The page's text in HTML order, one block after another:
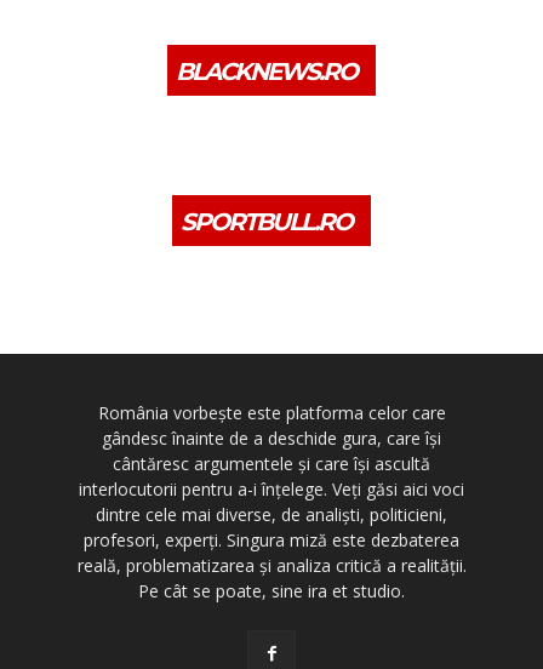
BLACKNEWS.RO
SPORTBULL.RO
România vorbește este platforma celor care
gândesc înainte de a deschide gura, care își
cântăresc argumentele și care își ascultă
interlocutorii pentru a-i înțelege. Veți găsi aici voci
dintre cele mai diverse, de analiști, politicieni,
profesori, experți. Singura miză este dezbaterea
reală, problematizarea și analiza critică a realității.
Pe cât se poate, sine ira et studio.